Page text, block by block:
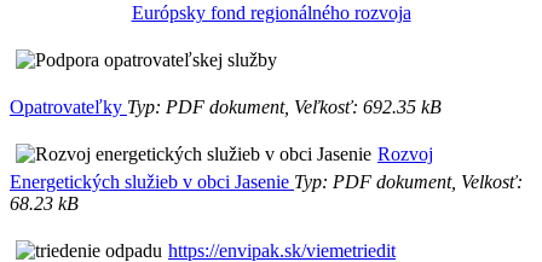
Európsky fond regionálného rozvoja
Opatrovateľky Typ: PDF dokument, Veľkosť: 692.35 kB
Rozvoj
Energetických služieb v obci Jasenie Typ: PDF dokument, Velkosť:
68.23 kB
https://envipak.sk/viemetriedit